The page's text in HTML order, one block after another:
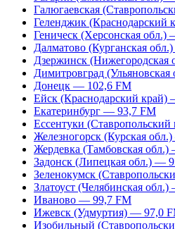
Галюгаевская
Геленджик (Краснодарский
Геническ (Херсонская обл.)
Далматово (Курганская
Дзержинск
Димитровград
Донецк — 102,6 FM
Ейск (Краснодарский край)
Екатеринбург — 93,7 FM
Ессентуки (Ставропольский
Железногорск (Курская
Жердевка (Тамбовская
Задонск (Липецкая обл.) —
Зеленокумск
Златоуст (Челябинская
Иваново — 99,7 FM
Ижевск (Удмуртия) — 97,0
Изобильный